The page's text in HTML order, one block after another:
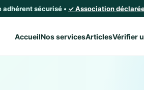
sécurisé • ✓ Association
AccueilNos servicesArticlesVérifier